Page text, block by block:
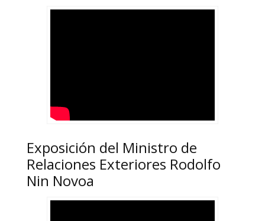
Exposición del Ministro de
Relaciones Exteriores Rodolfo
Nin Novoa